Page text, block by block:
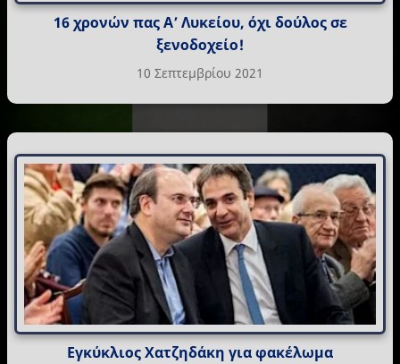
16 χρονών πας Α’ Λυκείου, όχι δούλος σε
ξενοδοχείο!
10 Σεπτεμβρίου 2021
Εγκύκλιος Χατζηδάκη για φακέλωμα